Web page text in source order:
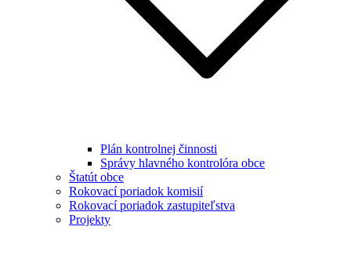
Plán kontrolnej činnosti
Správy hlavného kontrolóra obce
Štatút obce
Rokovací poriadok komisií
Rokovací poriadok zastupiteľstva
Projekty